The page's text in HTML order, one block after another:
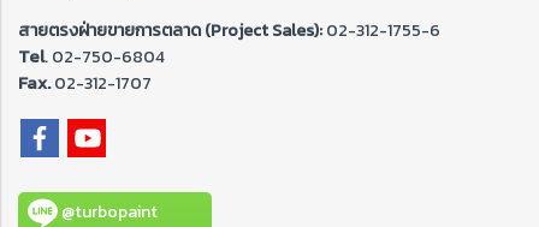
สายตรงฝ่ายขายการตลาด (Project Sales):02-312-1755-6
Tel. 02-750-6804
Fax.02-312-1707
@turbopaint